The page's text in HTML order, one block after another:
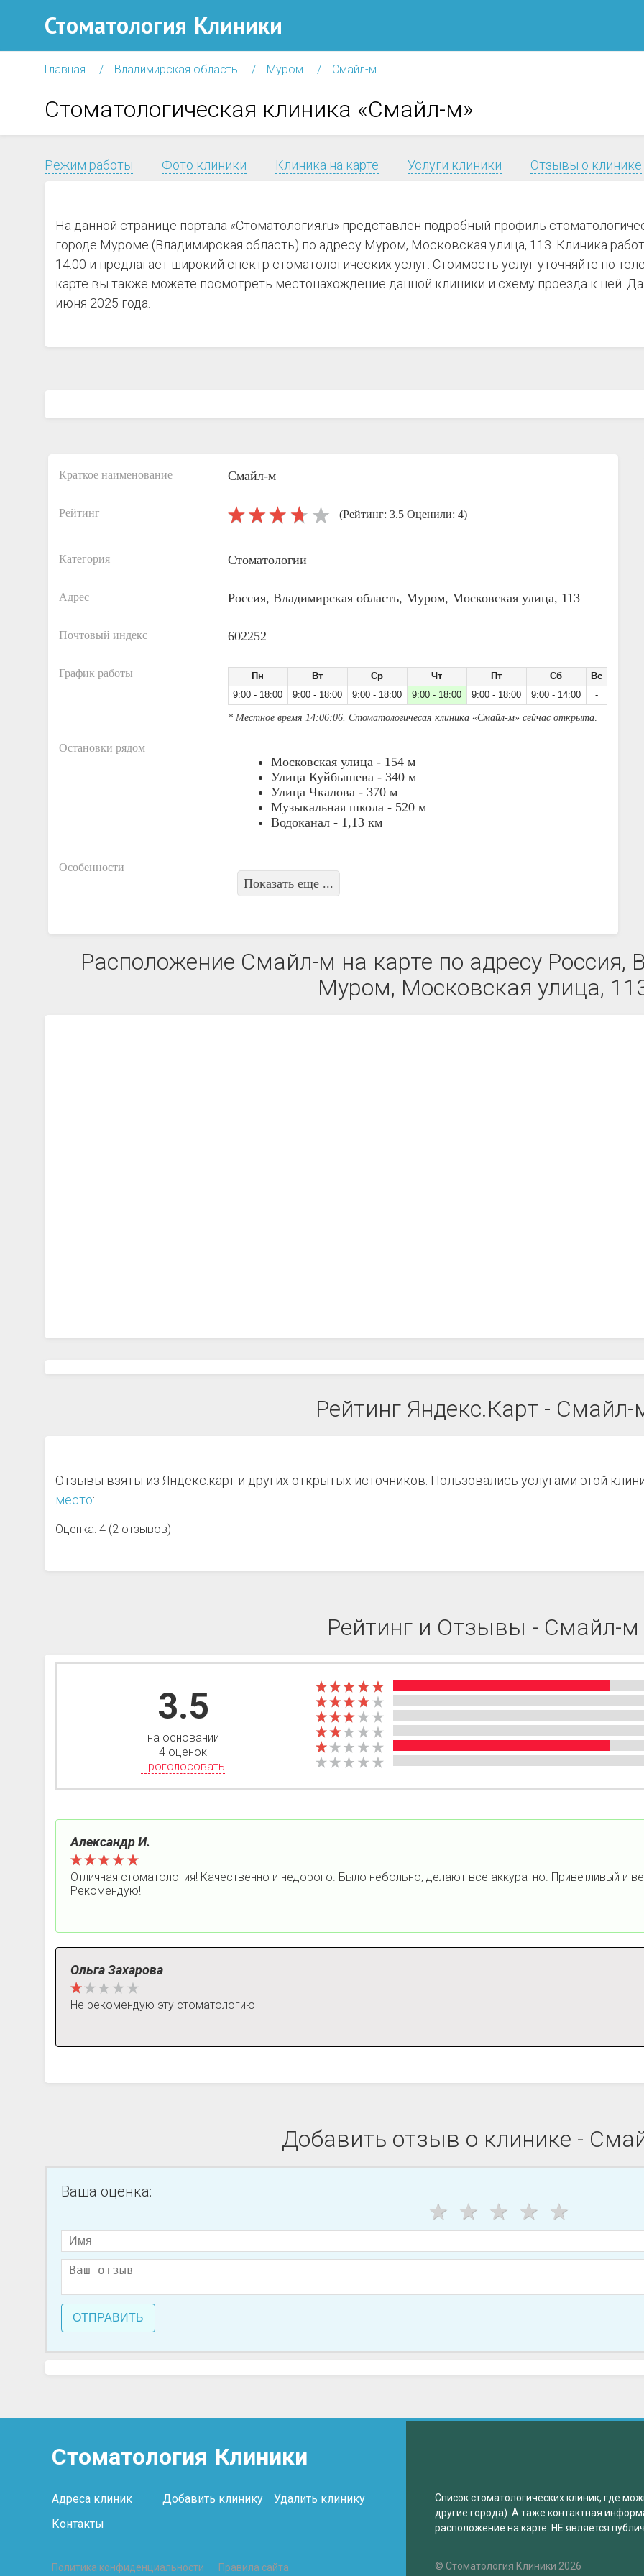
Стоматология Клиники
Главная Владимирская область Муром Смайл-м
Стоматологическая клиника «Смайл-м»
Режим работы Фото клиники Клиника на карте Услуги клиники Отзывы о клинике
На данной странице портала «Стоматология.ru» представлен подробный профиль
городе Муроме (Владимирская область) по адресу Муром, Московская улица, 113. Клиника
14:00 и предлагает широкий спектр стоматологических услуг. Стоимость услуг уточняйте по
карте вы также можете посмотреть местонахождение данной клиники и схему проезда к ней.
июня 2025 года.
Краткое наименование Смайл-м
Рейтинг (Рейтинг: 3.5 Оценили: 4)
Категория Стоматологии
Адрес Россия, Владимирская область, Муром, Московская улица, 113
Почтовый индекс 602252
График работы Пн Вт Ср Чт Пт Сб
Вс
9:00 - 18:00
9:00 - 18:00 9:00 - 18:00 9:00 - 18:00 9:00 - 18:00 9:00 - 14:00 -
* Местное время 14:06:06. Стоматологичесая клиника «Смайл-м» сейчас открыта.
Остановки рядом
Московская улица - 154 м
Улица Куйбышева - 340 м
Улица Чкалова - 370 м
Музыкальная школа - 520 м
Водоканал - 1,13 км
Особенности
Показать еще ...
Расположение Смайл-м на карте по адресу Россия,
Муром, Московская улица,
Рейтинг Яндекс.Карт - Смайл-
Отзывы взяты из Яндекс.карт и других открытых источников. Пользовались услугами этой
место:
Оценка: 4 (2 отзывов)
Рейтинг и Отзывы - Смайл-м
3.5
на основании
4 оценок
Проголосовать
Александр И.
Отличная стоматология! Качественно и недорого. Было небольно, делают все аккуратно. Приветливый и
Рекомендую!
Ольга Захарова
Не рекомендую эту стоматологию
Добавить отзыв о клинике -
Ваша оценка:
ОТПРАВИТЬ
Стоматология Клиники
Адреса клиник Добавить клинику
Удалить клинику
Контакты
Политика конфиденциальности Правила сайта
Список стоматологических клиник, где
другие города). А таже контактная
расположение на карте. НЕ является
© Стоматология Клиники 2026